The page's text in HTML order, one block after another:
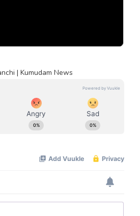
| Kumudam News